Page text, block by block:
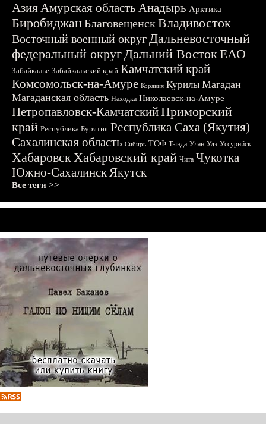
АзияАмурская область Анадырь Арктика
БиробиджанБлаговещенскВладивосток
Восточный военный округДальневосточный
федеральный округДальний ВостокЕАО
Забайкалье Забайкальский край Камчатский край
Комсомольск-на-Амуре Корякия Курилы Магадан
Магаданская область Находка Николаевск-на-Амуре
Петропавловск-КамчатскийПриморский
край Республика Бурятия Республика Саха (Якутия)
Сахалинская область Сибирь ТОФ Тында Улан-Удэ Уссурийск
ХабаровскХабаровский край Чита Чукотка
Южно-СахалинскЯкутск
Все теги >>